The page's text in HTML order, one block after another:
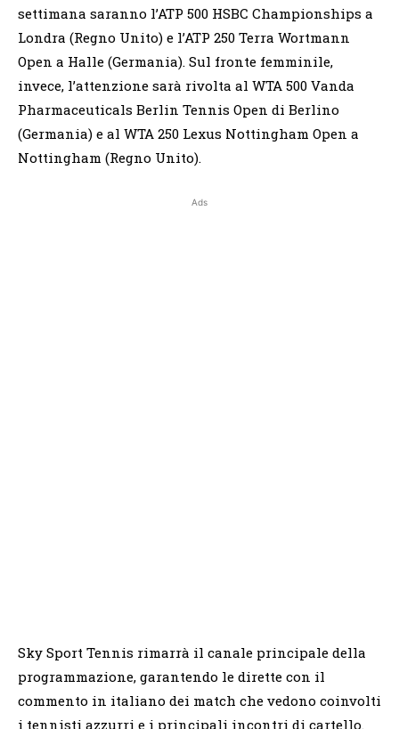
settimana saranno l’ATP 500 HSBC Championships a
Londra (Regno Unito) e l’ATP 250 Terra Wortmann
Open a Halle (Germania). Sul fronte femminile,
invece, l’attenzione sarà rivolta al WTA 500 Vanda
Pharmaceuticals Berlin Tennis Open di Berlino
(Germania) e al WTA 250 Lexus Nottingham Open a
Nottingham (Regno Unito).
Ads
Sky Sport Tennis rimarrà il canale principale della
programmazione, garantendo le dirette con il
commento in italiano dei match che vedono coinvolti
i tennisti azzurri e i principali incontri di cartello.